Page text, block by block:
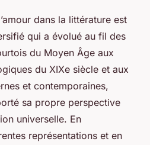
dans la littérature est
qui a évolué au fil des
du Moyen Âge aux
du XIXe siècle et aux
et contemporaines,
sa propre perspective
universelle. En
représentations et en